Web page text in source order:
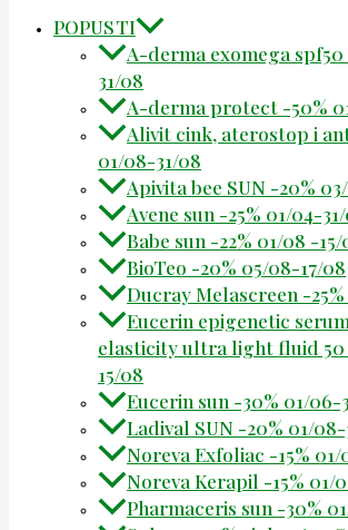
POPUSTI
A-derma exomega spf50
31/08
A-derma protect -50%
Alivit cink, aterostop i
01/08-31/08
Apivita bee SUN -20%
Avene sun -25% 01/04-
Babe sun -22% 01/08 -15/
BioTeo -20% 05/08-17/08
Ducray Melascreen -
Eucerin epigenetic
elasticity ultra light fluid 50
15/08
Eucerin sun -30% 01/06-
Ladival SUN -20% 01/08-
Noreva Exfoliac -15% 01/
Noreva Kerapil -15% 01/
Pharmaceris sun -30%